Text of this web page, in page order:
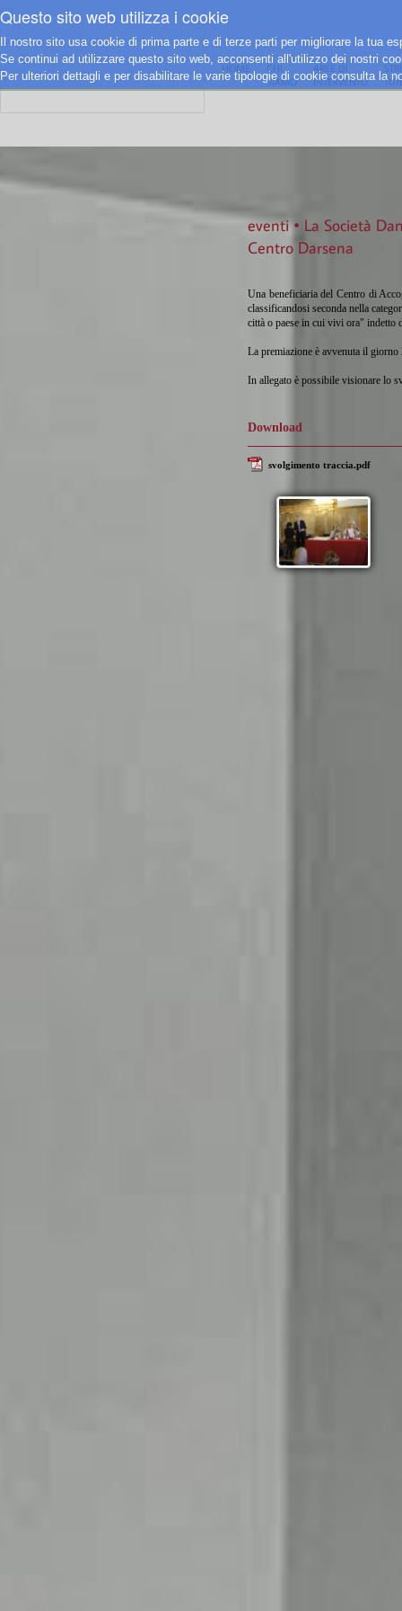
Questo sito web utilizza i cookie
Il nostro sito usa cookie di prima parte e di terze parti per migliorare la tua
Se continui ad utilizzare questo sito web, acconsenti all'utilizzo dei nostri
Per ulteriori dettagli e per disabilitare le varie tipologie di cookie consulta la
HOME
CHI
SIAMO
AREE DI
INTERVENTO
eventi • La Società
Centro Darsena
Una beneficiaria del Centro di
classificandosi seconda nella
città o paese in cui vivi ora" indetto
La premiazione è avvenuta il
In allegato è possibile visionare lo
Download
svolgimento traccia.pdf